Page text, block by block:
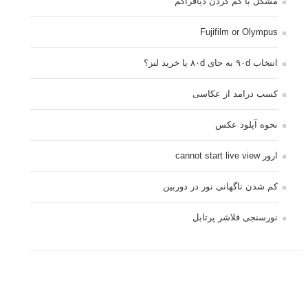
Fujifilm or Olympus
انتخاب ۹۰d به جای ۸۰d یا خرید لنز؟
کسب درامد از عکاسی
نحوه آپلود عکس
ارور cannot start live view
کم شدن ناگهانی نور در دوربین
نورسنجی فلاشر پرتابل